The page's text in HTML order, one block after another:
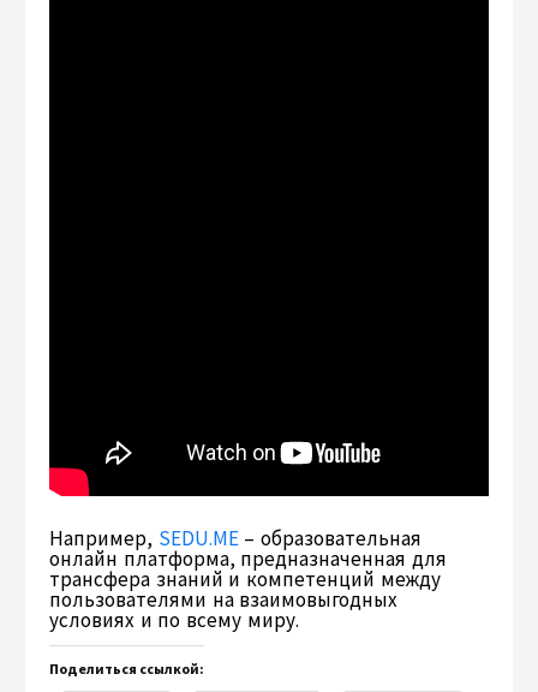
Например, SEDU.ME– образовательная
онлайн платформа, предназначенная для
трансфера знаний и компетенций между
пользователями на взаимовыгодных
условиях и по всему миру.
Поделиться ссылкой: